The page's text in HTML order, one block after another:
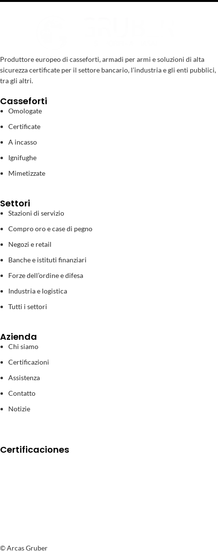
Produttore europeo di casseforti, armadi per armi e soluzioni di alta
sicurezza certificate per il settore bancario, l’industria e gli enti pubblici,
tra gli altri.
Casseforti
Omologate
Certificate
A incasso
Ignifughe
Mimetizzate
Settori
Stazioni di servizio
Compro oro e case di pegno
Negozi e retail
Banche e istituti finanziari
Forze dell’ordine e difesa
Industria e logistica
Tutti i settori
Azienda
Chi siamo
Certificazioni
Assistenza
Contatto
Notizie
Certificaciones
© Arcas Gruber